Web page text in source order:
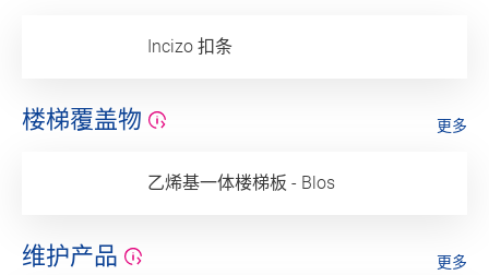
Incizo 扣条
楼梯覆盖物
乙烯基一体楼梯板 - Blos
更多
维护产品 更多